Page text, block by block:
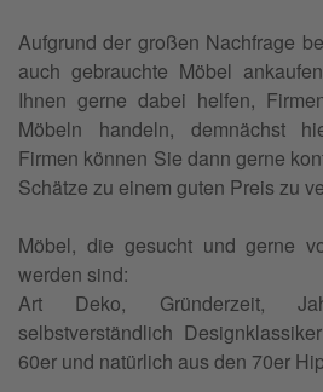
Aufgrund der großen Nachfrage
auch gebrauchte Möbel
Ihnen gerne dabei helfen,
Möbeln handeln, demnächst
Firmen können Sie dann gerne
Schätze zu einem guten Preis zu
Möbel, die gesucht und gerne
werden sind:
Art Deko, Gründerzeit,
selbstverständlich
60er und natürlich aus den 70er